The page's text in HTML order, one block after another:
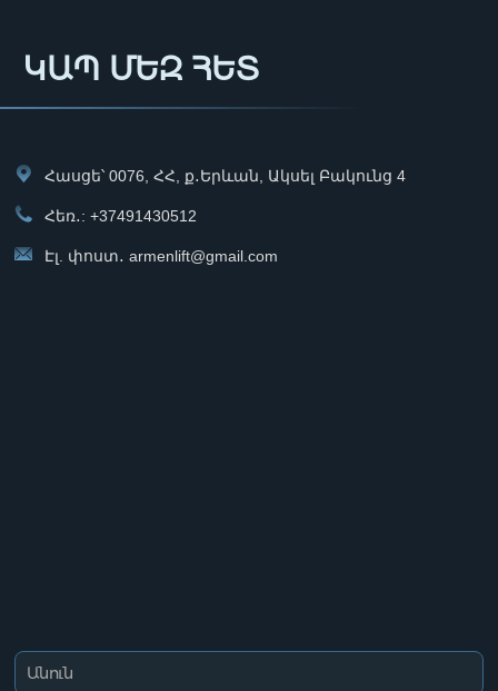
ԿԱՊ ՄԵԶ ՀԵՏ
Հասցե՝ 0076, ՀՀ, ք․Երևան, Ակսել Բակունց 4
Հեռ․: +37491430512
Էլ. փոստ․ armenlift@gmail.com